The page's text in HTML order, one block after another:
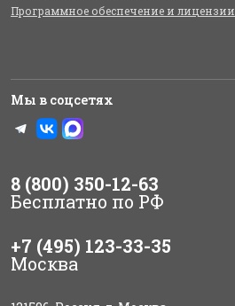
Программное обеспечение и лицензии
Мы в соцсетях
8 (800) 350-12-63
Бесплатно по РФ
+7 (495) 123-33-35
Москва